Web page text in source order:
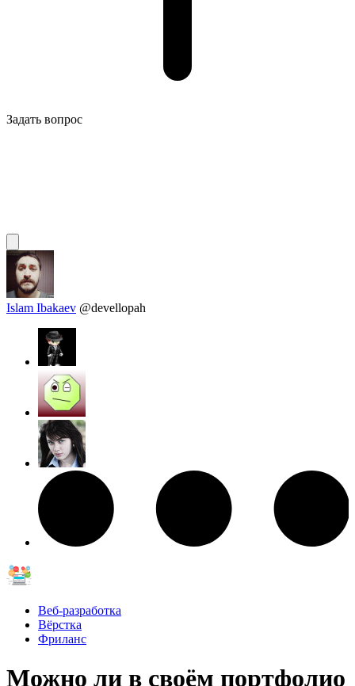
Задать вопрос
Islam Ibakaev @devellopah
Веб-разработка
Вёрстка
Фриланс
Можно ли в своём портфолио